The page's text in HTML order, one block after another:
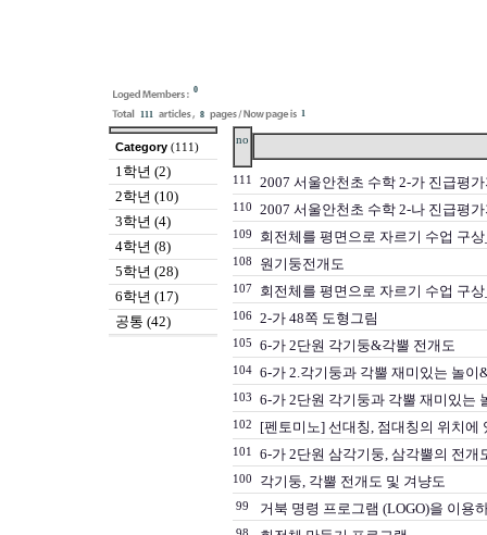
0
111 8 1
Category (111)
1학년 (2)
2학년 (10)
3학년 (4)
4학년 (8)
5학년 (28)
6학년 (17)
공통 (42)
no
111 2007 서울안천초 수학 2-가 진급평
110 2007 서울안천초 수학 2-나 진급평
109 회전체를 평면으로 자르기 수업 구
108 원기둥전개도
107 회전체를 평면으로 자르기 수업 구
106 2-가 48쪽 도형그림
105 6-가 2단원 각기둥&각뿔 전개도
104 6-가 2.각기둥과 각뿔 재미있는 놀
103 6-가 2단원 각기둥과 각뿔 재미있는
102 [펜토미노] 선대칭, 점대칭의 위치에
101 6-가 2단원 삼각기둥, 삼각뿔의 전개
100 각기둥, 각뿔 전개도 및 겨냥도
99 거북 명령 프로그램 (LOGO)을 이용